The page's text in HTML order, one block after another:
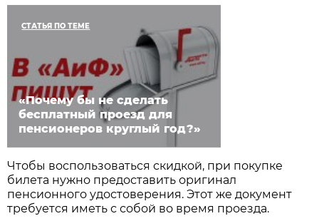
СТАТЬЯ ПО ТЕМЕ
«Почему бы не сделать
бесплатный проезд для
пенсионеров круглый год?»
Чтобы воспользоваться скидкой, при покупке
билета нужно предоставить оригинал
пенсионного удостоверения. Этот же документ
требуется иметь с собой во время проезда.